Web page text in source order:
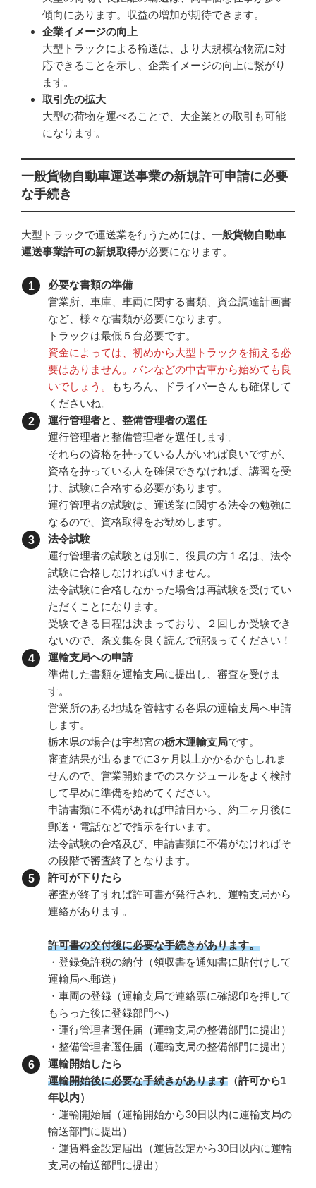
傾向にあります。収益の増加が期待できます。
企業イメージの向上
大型トラックによる輸送は、より大規模な物流に対
応できることを示し、企業イメージの向上に繋がり
ます。
取引先の拡大
大型の荷物を運べることで、大企業との取引も可能
になります。
一般貨物自動車運送事業の新規許可申請に必要
な手続き
大型トラックで運送業を行うためには、 一般貨物自動車
運送事業許可の新規取得が必要になります。
必要な書類の準備
営業所、車庫、車両に関する書類、資金調達計画書
など、様々な書類が必要になります。
トラックは最低５台必要です。
資金によっては、初めから大型トラックを揃える必
要はありません。バンなどの中古車から始めても良
いでしょう。
もちろん、ドライバーさんも確保して
くださいね。
運行管理者と、整備管理者の選任
運行管理者と整備管理者を選任します。
それらの資格を持っている人がいれば良いですが、
資格を持っている人を確保できなければ、講習を受
け、試験に合格する必要があります。
運行管理者の試験は、運送業に関する法令の勉強に
なるので、資格取得をお勧めします。
法令試験
運行管理者の試験とは別に、役員の方１名は、法令
試験に合格しなければいけません。
法令試験に合格しなかった場合は再試験を受けてい
ただくことになります。
受験できる日程は決まっており、２回しか受験でき
ないので、条文集を良く読んで頑張ってください！
運輸支局への申請
準備した書類を運輸支局に提出し、審査を受けま
す。
営業所のある地域を管轄する各県の運輸支局へ申請
します。
栃木県の場合は宇都宮の栃木運輸支局です。
審査結果が出るまでに3ヶ月以上かかるかもしれま
せんので、営業開始までのスケジュールをよく検討
して早めに準備を始めてください。
申請書類に不備があれば申請日から、約二ヶ月後に
郵送・電話などで指示を行います。
法令試験の合格及び、申請書類に不備がなければそ
の段階で審査終了となります。
許可が下りたら
審査が終了すれば許可書が発行され、運輸支局から
連絡があります。
許可書の交付後に必要な手続きがあります。
・登録免許税の納付（領収書を通知書に貼付けして
運輸局へ郵送）
・車両の登録（運輸支局で連絡票に確認印を押して
もらった後に登録部門へ）
・運行管理者選任届（運輸支局の整備部門に提出）
・整備管理者選任届（運輸支局の整備部門に提出）
運輸開始したら
運輸開始後に必要な手続きがあります（許可から1
年以内）
・運輸開始届（運輸開始から30日以内に運輸支局の
輸送部門に提出）
・運賃料金設定届出（運賃設定から30日以内に運輸
支局の輸送部門に提出）